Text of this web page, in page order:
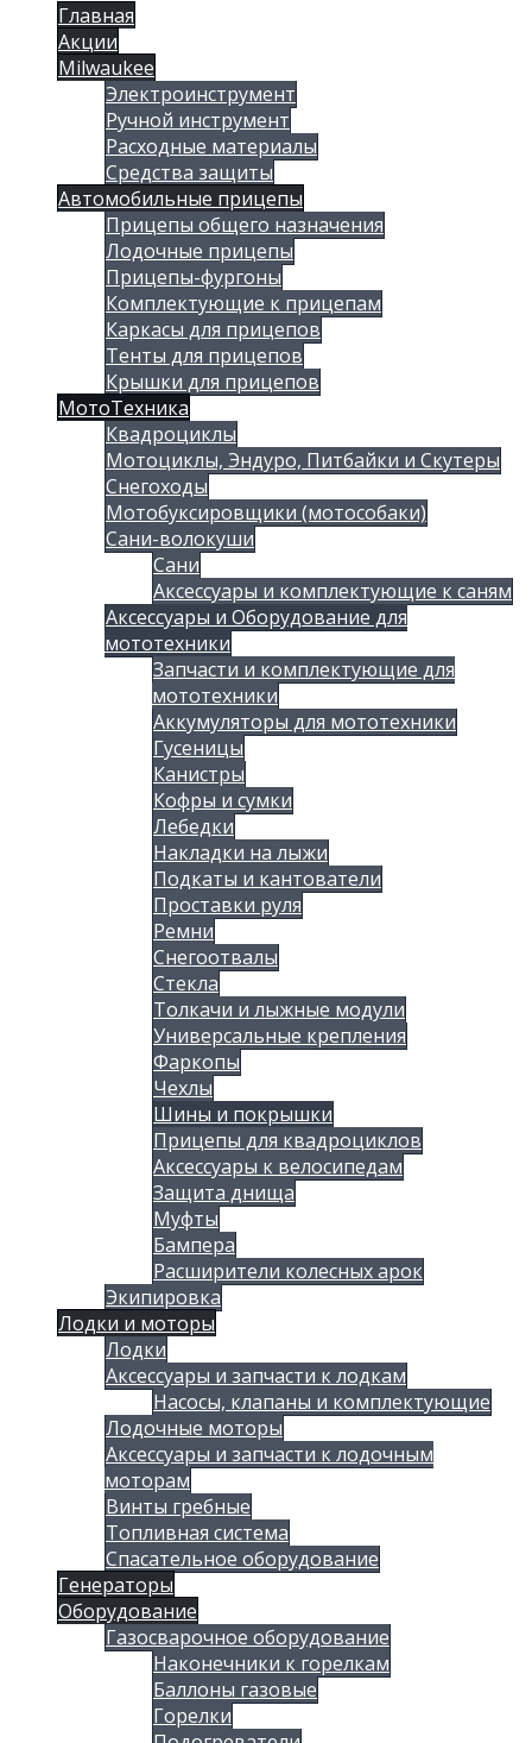
Главная
Акции
Milwaukee
Электроинструмент
Ручной инструмент
Расходные материалы
Средства защиты
Автомобильные прицепы
Прицепы общего назначения
Лодочные прицепы
Прицепы-фургоны
Комплектующие к прицепам
Каркасы для прицепов
Тенты для прицепов
Крышки для прицепов
МотоТехника
Квадроциклы
Мотоциклы, Эндуро, Питбайки и Скутеры
Снегоходы
Мотобуксировщики (мотособаки)
Сани-волокуши
Сани
Аксессуары и комплектующие к саням
Аксессуары и Оборудование для
мототехники
Запчасти и комплектующие для
мототехники
Аккумуляторы для мототехники
Гусеницы
Канистры
Кофры и сумки
Лебедки
Накладки на лыжи
Подкаты и кантователи
Проставки руля
Ремни
Снегоотвалы
Стекла
Толкачи и лыжные модули
Универсальные крепления
Фаркопы
Чехлы
Шины и покрышки
Прицепы для квадроциклов
Аксессуары к велосипедам
Защита днища
Муфты
Бампера
Расширители колесных арок
Экипировка
Лодки и моторы
Лодки
Аксессуары и запчасти к лодкам
Насосы, клапаны и комплектующие
Лодочные моторы
Аксессуары и запчасти к лодочным
моторам
Винты гребные
Топливная система
Спасательное оборудование
Генераторы
Оборудование
Газосварочное оборудование
Наконечники к горелкам
Баллоны газовые
Горелки